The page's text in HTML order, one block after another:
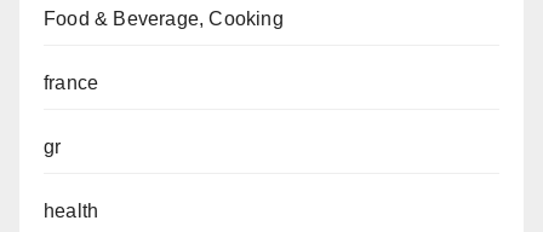
Food & Beverage, Cooking
france
gr
health